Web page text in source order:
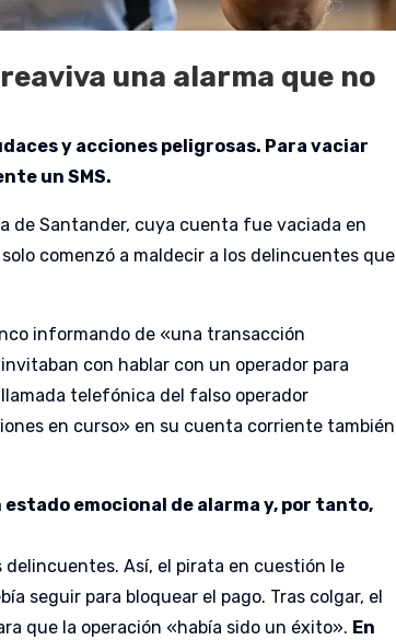
una alarma que no
y acciones peligrosas. Para vaciar
un SMS.
de Santander, cuya cuenta fue vaciada en
comenzó a maldecir a los delincuentes que
informando de «una transacción
con hablar con un operador para
telefónica del falso operador
en curso» en su cuenta corriente también
emocional de alarma y, por tanto,
Así, el pirata en cuestión le
seguir para bloquear el pago. Tras colgar, el
que la operación «había sido un éxito». En